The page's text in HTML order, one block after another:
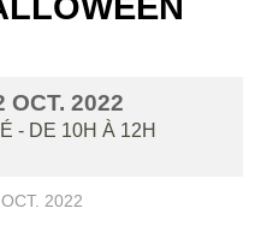
OCT. 2022
- DE 10H À 12H
2022